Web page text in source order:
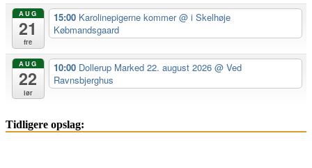
AUG
21
fre
15:00 Karolinepigerne kommer@ i Skelhøje
Købmandsgaard
AUG
22
lør
10:00 Dollerup Marked 22. august 2026 @ Ved
Ravnsbjerghus
Tidligere opslag: